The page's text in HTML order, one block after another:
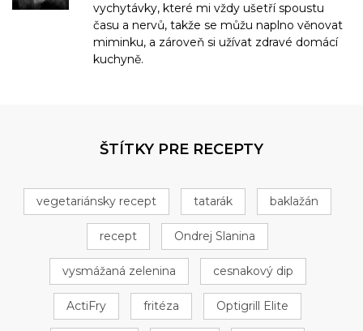
vychytávky, které mi vždy ušetří spoustu
času a nervů, takže se můžu naplno věnovat
miminku, a zároveň si užívat zdravé domácí
kuchyně.
ŠTÍTKY PRE RECEPTY
vegetariánsky recept tatarák baklažán
recept Ondrej Slanina
vysmážaná zelenina cesnakový dip
ActiFry fritéza Optigrill Elite